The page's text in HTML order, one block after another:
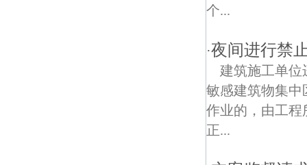
个...
·夜间进行禁
建筑施工单
敏感建筑物集中
作业的，由工程
正...